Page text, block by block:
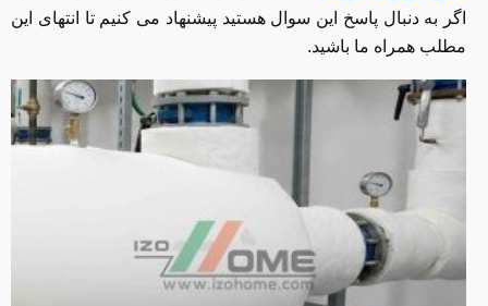
اگر به دنبال پاسخ این سوال هستید پیشنهاد می کنیم تا انتهای این
مطلب همراه ما باشید.